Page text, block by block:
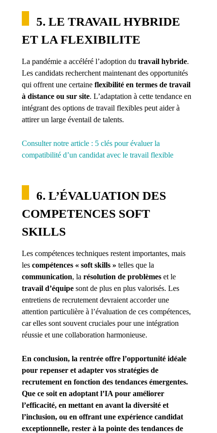
5. LE TRAVAIL HYBRIDE
ET LA FLEXIBILITE
La pandémie a accéléré l’adoption du travail hybride.
Les candidats recherchent maintenant des opportunités
qui offrent une certaine flexibilité en termes de travail
à distance ou sur site. L’adaptation à cette tendance en
intégrant des options de travail flexibles peut aider à
attirer un large éventail de talents.
Consulter notre article : 5 clés pour évaluer la
compatibilité d’un candidat avec le travail flexible
6. L’ÉVALUATION DES
COMPETENCES SOFT
SKILLS
Les compétences techniques restent importantes, mais
les compétences « soft skills » telles que la
communication, la résolution de problèmeset le
travail d’équipesont de plus en plus valorisés. Les
entretiens de recrutement devraient accorder une
attention particulière à l’évaluation de ces compétences,
car elles sont souvent cruciales pour une intégration
réussie et une collaboration harmonieuse.
En conclusion, la rentrée offre l’opportunité idéale
pour repenser et adapter vos stratégies de
recrutement en fonction des tendances émergentes.
Que ce soit en adoptant l’IA pour améliorer
l’efficacité, en mettant en avant la diversité et
l’inclusion, ou en offrant une expérience candidat
exceptionnelle, rester à la pointe des tendances de